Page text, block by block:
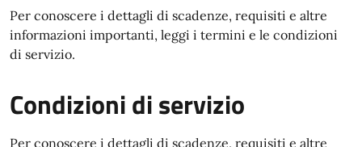
Per conoscere i dettagli di scadenze, requisiti e altre
informazioni importanti, leggi i termini e le condizioni
di servizio.
Condizioni di servizio
Per conoscere i dettagli di scadenze, requisiti e altre